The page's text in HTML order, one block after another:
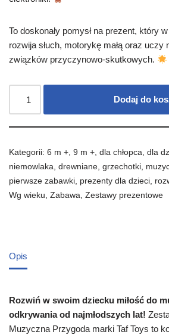
To doskonały pomysł na prezent, który
rozwija słuch, motorykę małą oraz uczy
związków przyczynowo-skutkowych.
Dodaj do
Kategorii: 6 m +, 9 m +, dla chłopca, dla
niemowlaka, drewniane, grzechotki,
pierwsze zabawki, prezenty dla dzieci,
Wg wieku, Zabawa, Zestawy prezentowe
Opis
Rozwiń w swoim dziecku miłość do
odkrywania od najmłodszych lat!
Muzyczna Przygoda marki Taf Toys to